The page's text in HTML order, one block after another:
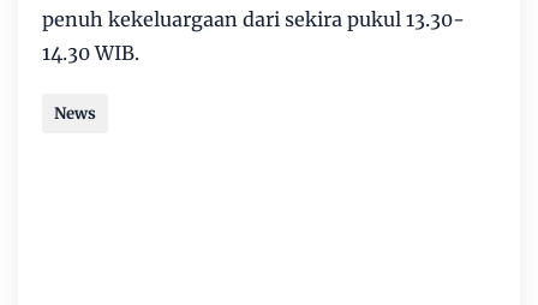
penuh kekeluargaan dari sekira pukul 13.30-
14.30 WIB.
News